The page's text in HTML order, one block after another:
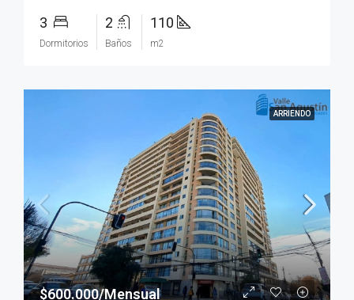
3
Dormitorios
2
Baños
110
m2
ARRIENDO
$600.000/Mensual